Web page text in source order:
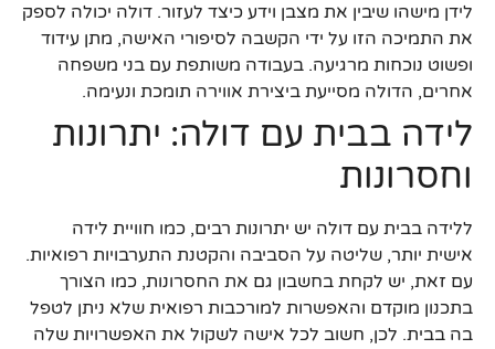
לידן מישהו שיבין את מצבן וידע כיצד לעזור. דולה יכולה לספק
את התמיכה הזו על ידי הקשבה לסיפורי האישה, מתן עידוד
ופשוט נוכחות מרגיעה. בעבודה משותפת עם בני משפחה
אחרים, הדולה מסייעת ביצירת אווירה תומכת ונעימה.
לידה בבית עם דולה: יתרונות
וחסרונות
ללידה בבית עם דולה יש יתרונות רבים, כמו חוויית לידה
אישית יותר, שליטה על הסביבה והקטנת התערבויות רפואיות.
עם זאת, יש לקחת בחשבון גם את החסרונות, כמו הצורך
בתכנון מוקדם והאפשרות למורכבות רפואית שלא ניתן לטפל
בה בבית. לכן, חשוב לכל אישה לשקול את האפשרויות שלה